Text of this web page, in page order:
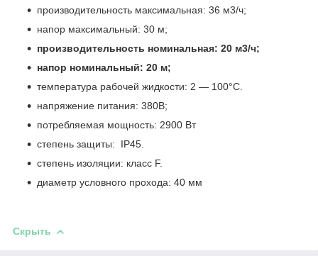
производительность максимальная: 36 м3/ч;
напор максимальный: 30 м;
производительность номинальная: 20 м3/ч;
напор номинальный: 20 м;
температура рабочей жидкости: 2 ― 100°С.
напряжение питания: 380В;
потребляемая мощность: 2900 Вт
степень защиты: IP45.
степень изоляции: класс F.
диаметр условного прохода: 40 мм
Скрыть